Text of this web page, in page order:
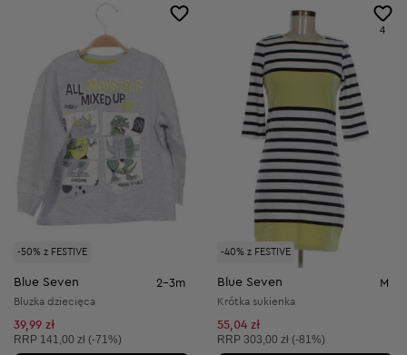
-50% z FESTIVE
Blue Seven 2-3m
Bluzka dziecięca
39,99 zł
Cena sugerowana:
RRP 141,00 zł (-71%)
-40% z FESTIVE
4
Blue Seven M
Krótka sukienka
55,04 zł
Cena sugerowana:
RRP 303,00 zł (-81%)